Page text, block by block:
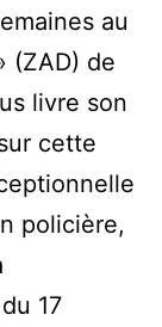
au
(ZAD) de
livre son
cette
policière,
17